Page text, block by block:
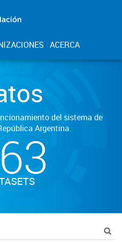
ACERCA
del sistema de
Argentina.